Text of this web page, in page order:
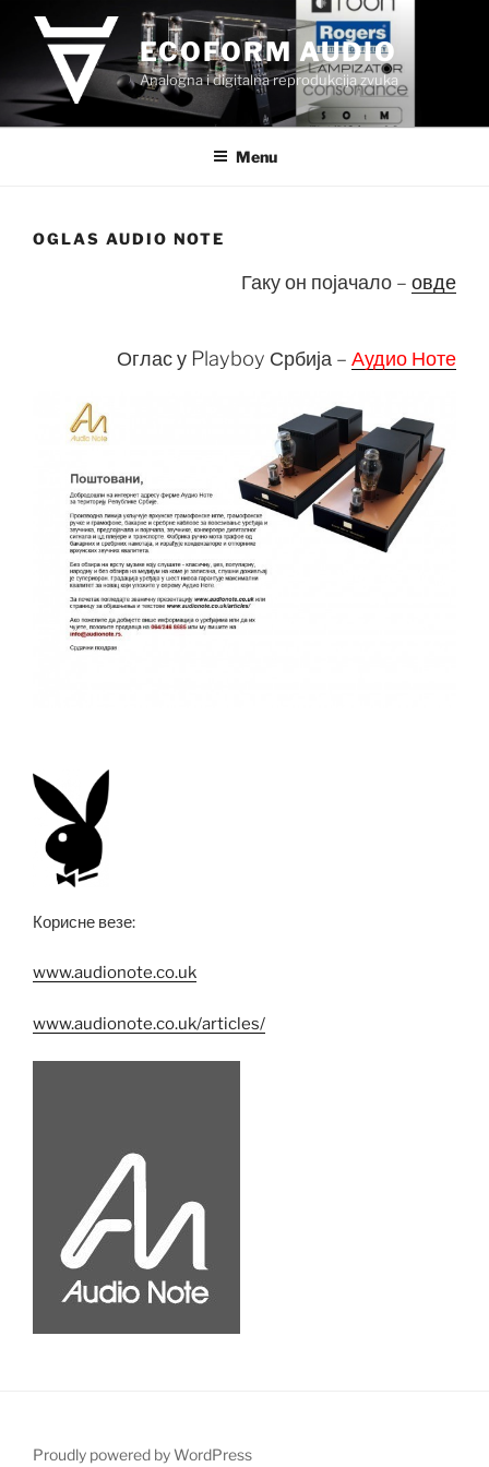
content
ECOFORM AUDIO
Analogna i digitalna reprodukcija zvuka
Menu
OGLAS AUDIO NOTE
Гаку он појачало – овде
Оглас у Playboy Србија – Аудио Ноте
Корисне везе:
www.audionote.co.uk
www.audionote.co.uk/articles/
Proudly powered by WordPress